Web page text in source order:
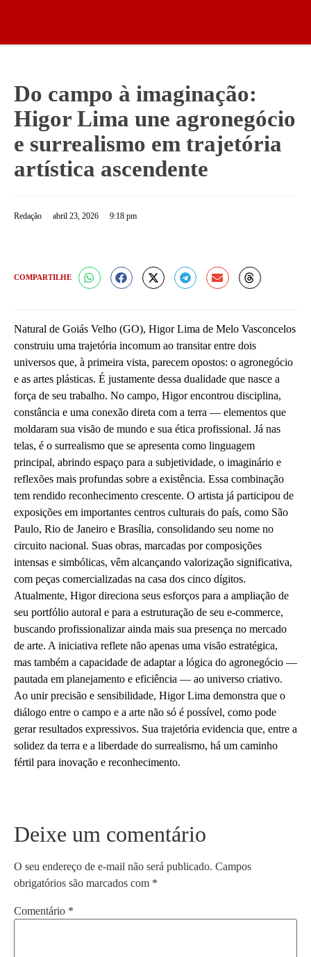
Do campo à imaginação:
Higor Lima une agronegócio
e surrealismo em trajetória
artística ascendente
Redação abril 23, 2026 9:18 pm
COMPARTILHE
Natural de Goiás Velho (GO), Higor Lima de Melo Vasconcelos
construiu uma trajetória incomum ao transitar entre dois
universos que, à primeira vista, parecem opostos: o agronegócio
e as artes plásticas. É justamente dessa dualidade que nasce a
força de seu trabalho. No campo, Higor encontrou disciplina,
constância e uma conexão direta com a terra — elementos que
moldaram sua visão de mundo e sua ética profissional. Já nas
telas, é o surrealismo que se apresenta como linguagem
principal, abrindo espaço para a subjetividade, o imaginário e
reflexões mais profundas sobre a existência. Essa combinação
tem rendido reconhecimento crescente. O artista já participou de
exposições em importantes centros culturais do país, como São
Paulo, Rio de Janeiro e Brasília, consolidando seu nome no
circuito nacional. Suas obras, marcadas por composições
intensas e simbólicas, vêm alcançando valorização significativa,
com peças comercializadas na casa dos cinco dígitos.
Atualmente, Higor direciona seus esforços para a ampliação de
seu portfólio autoral e para a estruturação de seu e-commerce,
buscando profissionalizar ainda mais sua presença no mercado
de arte. A iniciativa reflete não apenas uma visão estratégica,
mas também a capacidade de adaptar a lógica do agronegócio —
pautada em planejamento e eficiência — ao universo criativo.
Ao unir precisão e sensibilidade, Higor Lima demonstra que o
diálogo entre o campo e a arte não só é possível, como pode
gerar resultados expressivos. Sua trajetória evidencia que, entre a
solidez da terra e a liberdade do surrealismo, há um caminho
fértil para inovação e reconhecimento.
Deixe um comentário
O seu endereço de e-mail não será publicado. Campos
obrigatórios são marcados com *
Comentário *